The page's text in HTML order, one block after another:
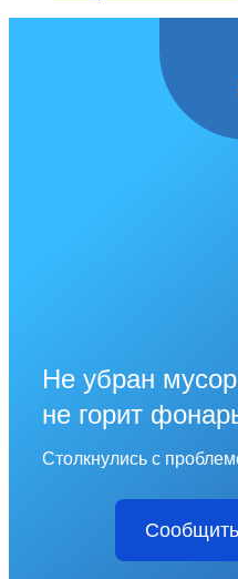
Не убран
не горит
Столкнулись с